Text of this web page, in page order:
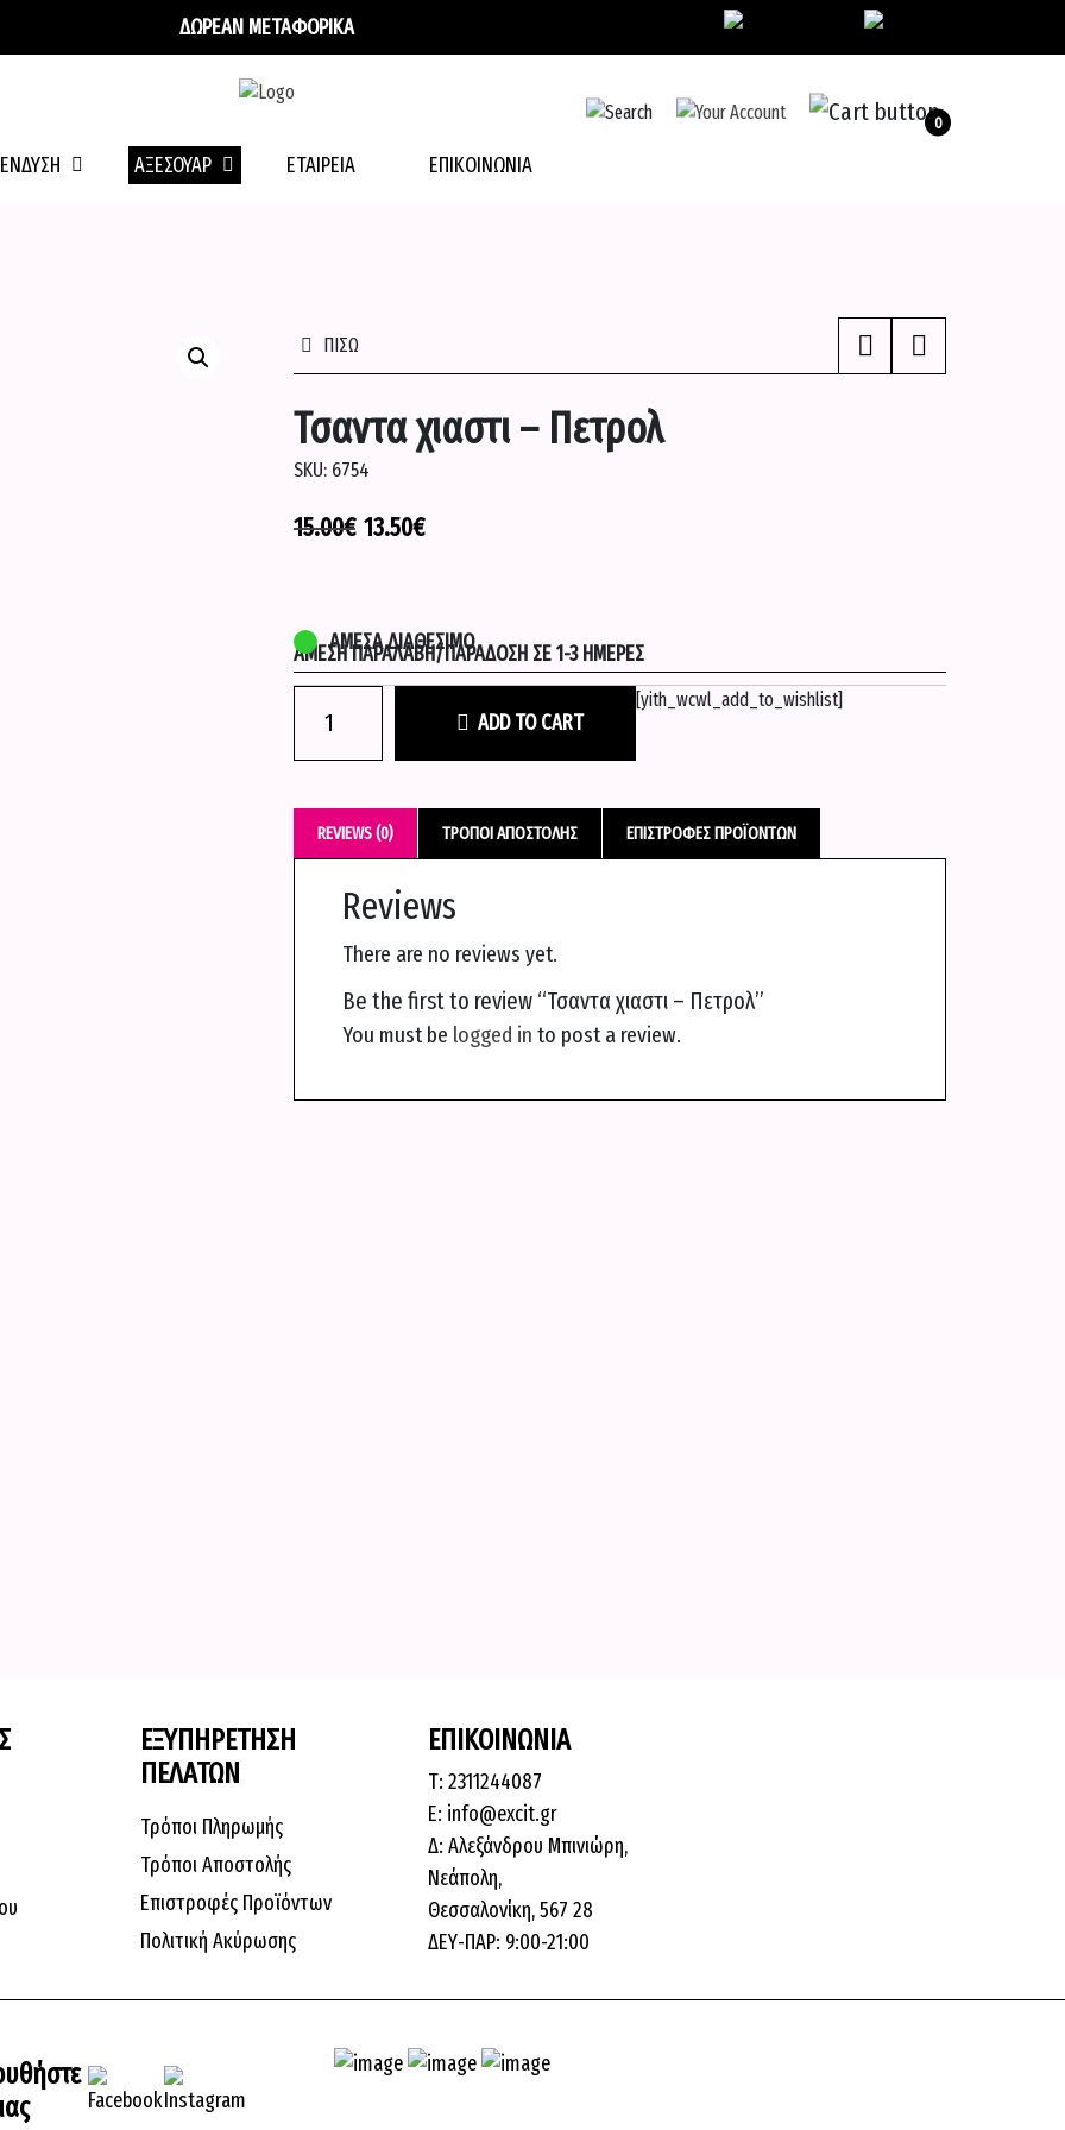
ΔΩΡΕΑΝ ΜΕΤΑΦΟΡΙΚΑ
0
ΕΝΔΥΣΗ ΑΞΕΣΟΥΑΡ ΕΤΑΙΡΕΊΑ
ΕΠΙΚΟΙΝΩΝΊΑ
ΠΙΣΩ
Τσαντα χιαστι – Πετρολ
SKU: 6754
15.00€ 13.50€
ΆΜΕΣΗ ΠΑΡΑΛΑΒΉ/ΠΑΡΆΔΟΣΗ ΣΕ 1-3 ΗΜΈΡΕΣ
ΆΜΕΣΑ ΔΙΑΘΈΣΙΜΟ
χιαστι
-
quantity
ADD TO CART
[yith_wcwl_add_to_wishlist]
REVIEWS (0) ΤΡΌΠΟΙ ΑΠΟΣΤΟΛΉΣ ΕΠΙΣΤΡΟΦΈΣ ΠΡΟΪΌΝΤΩΝ
Reviews
There are no reviews yet.
Be the first to review “Τσαντα χιαστι – Πετρολ”
You must be logged in to post a review.
ΕΞΥΠΗΡΕΤΗΣΗ
ΠΕΛΑΤΩΝ
Τρόποι Πληρωμής
Τρόποι Αποστολής
Επιστροφές Προϊόντων
Πολιτική Ακύρωσης
ΕΠΙΚΟΙΝΩΝΙΑ
Τ: 2311244087
E: info@excit.gr
Δ: Αλεξάνδρου Μπινιώρη,
Νεάπολη,
Θεσσαλονίκη, 567 28
ΔΕΥ-ΠΑΡ: 9:00-21:00